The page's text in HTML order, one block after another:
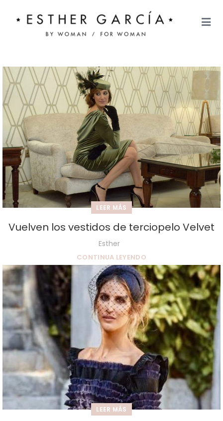
LEER MÁS
Vuelven los vestidos de terciopelo Velvet
Esther
CONTINUA LEYENDO
LEER MÁS